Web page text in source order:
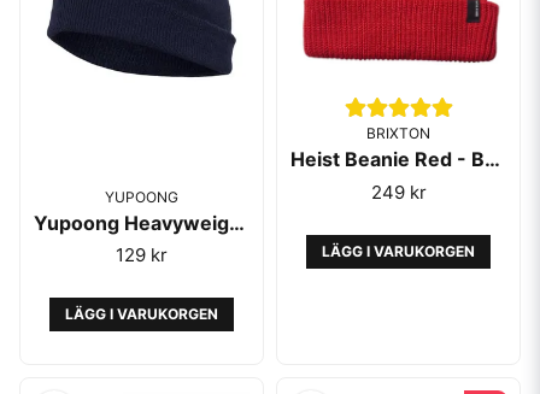
YUPOONG
Yupoong Heavyweight Beanie Short Navy
129 kr
LÄGG I VARUKORGEN
BRIXTON
Heist Beanie Red - Brixton
249 kr
LÄGG I VARUKORGEN